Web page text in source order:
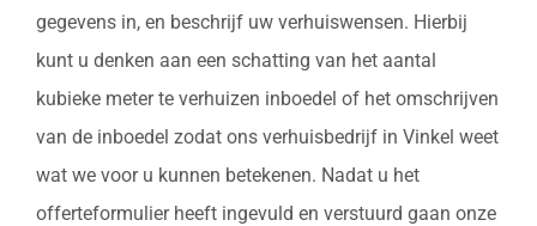
gegevens in, en beschrijf uw verhuiswensen. Hierbij
kunt u denken aan een schatting van het aantal
kubieke meter te verhuizen inboedel of het omschrijven
van de inboedel zodat ons verhuisbedrijf in Vinkel weet
wat we voor u kunnen betekenen. Nadat u het
offerteformulier heeft ingevuld en verstuurd gaan onze